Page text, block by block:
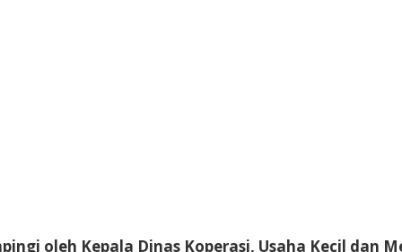
oleh Kepala Dinas Koperasi, Usaha Kecil dan